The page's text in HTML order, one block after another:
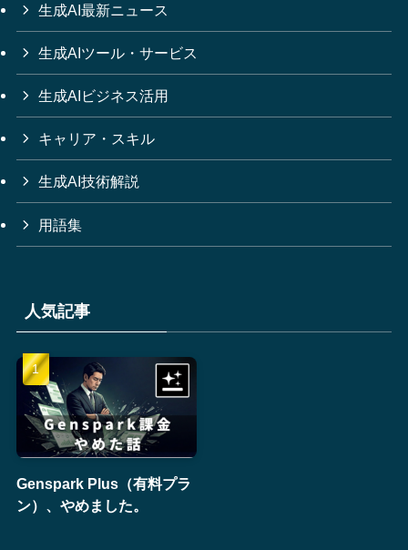
生成AI最新ニュース
生成AIツール・サービス
生成AIビジネス活用
キャリア・スキル
生成AI技術解説
用語集
人気記事
Genspark Plus（有料プラ
ン）、やめました。